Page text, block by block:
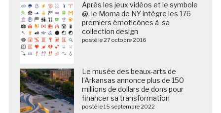
Après les jeux vidéos et le symbole
@, le Moma de NY intègre les 176
premiers émoticônes à sa
collection design
posté le 27 octobre 2016
Le musée des beaux-arts de
l’Arkansas annonce plus de 150
millions de dollars de dons pour
financer sa transformation
posté le 15 septembre 2022